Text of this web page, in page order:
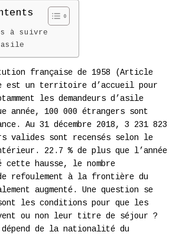
à suivre
française de 1958 (Article
est un territoire d’accueil pour
les demandeurs d’asile
année, 100 000 étrangers sont
Au 31 décembre 2018, 3 231 823
valides sont recensés selon le
22.7 % de plus que l’année
cette hausse, le nombre
refoulement à la frontière du
augmenté. Une question se
les conditions pour que les
ou non leur titre de séjour ?
de la nationalité du